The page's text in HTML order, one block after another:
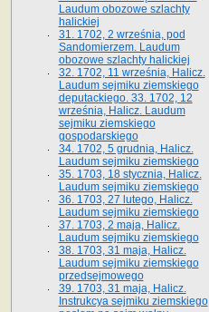
Laudum obozowe szlachty
halickiej
31. 1702, 2 września, pod
Sandomierzem. Laudum
obozowe szlachty halickiej
32. 1702, 11 września, Halicz.
Laudum sejmiku ziemskiego
deputackiego. 33. 1702, 12
września, Halicz. Laudum
sejmiku ziemskiego
gospodarskiego
34. 1702, 5 grudnia, Halicz.
Laudum sejmiku ziemskiego
35. 1703, 18 stycznia, Halicz.
Laudum sejmiku ziemskiego
36. 1703, 27 lutego, Halicz.
Laudum sejmiku ziemskiego
37. 1703, 2 maja, Halicz.
Laudum sejmiku ziemskiego
38. 1703, 31 maja, Halicz.
Laudum sejmiku ziemskiego
przedsejmowego
39. 1703, 31 maja, Halicz.
Instrukcya sejmiku ziemskiego